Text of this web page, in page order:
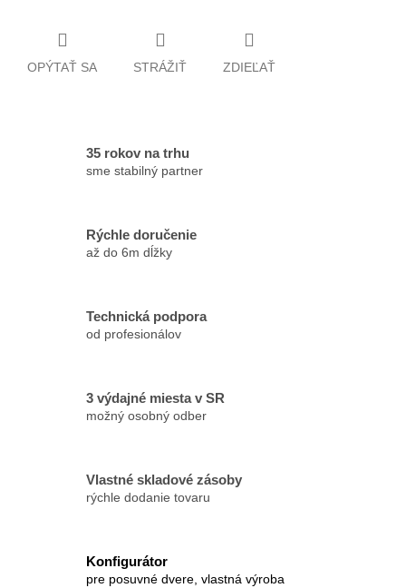
OPÝTAŤ SA STRÁŽIŤ ZDIEĽAŤ
35 rokov na trhu
sme stabilný partner
Rýchle doručenie
až do 6m dĺžky
Technická podpora
od profesionálov
3 výdajné miesta v SR
možný osobný odber
Vlastné skladové zásoby
rýchle dodanie tovaru
Konfigurátor
pre posuvné dvere, vlastná výroba